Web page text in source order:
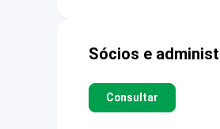
Sócios e
Consultar